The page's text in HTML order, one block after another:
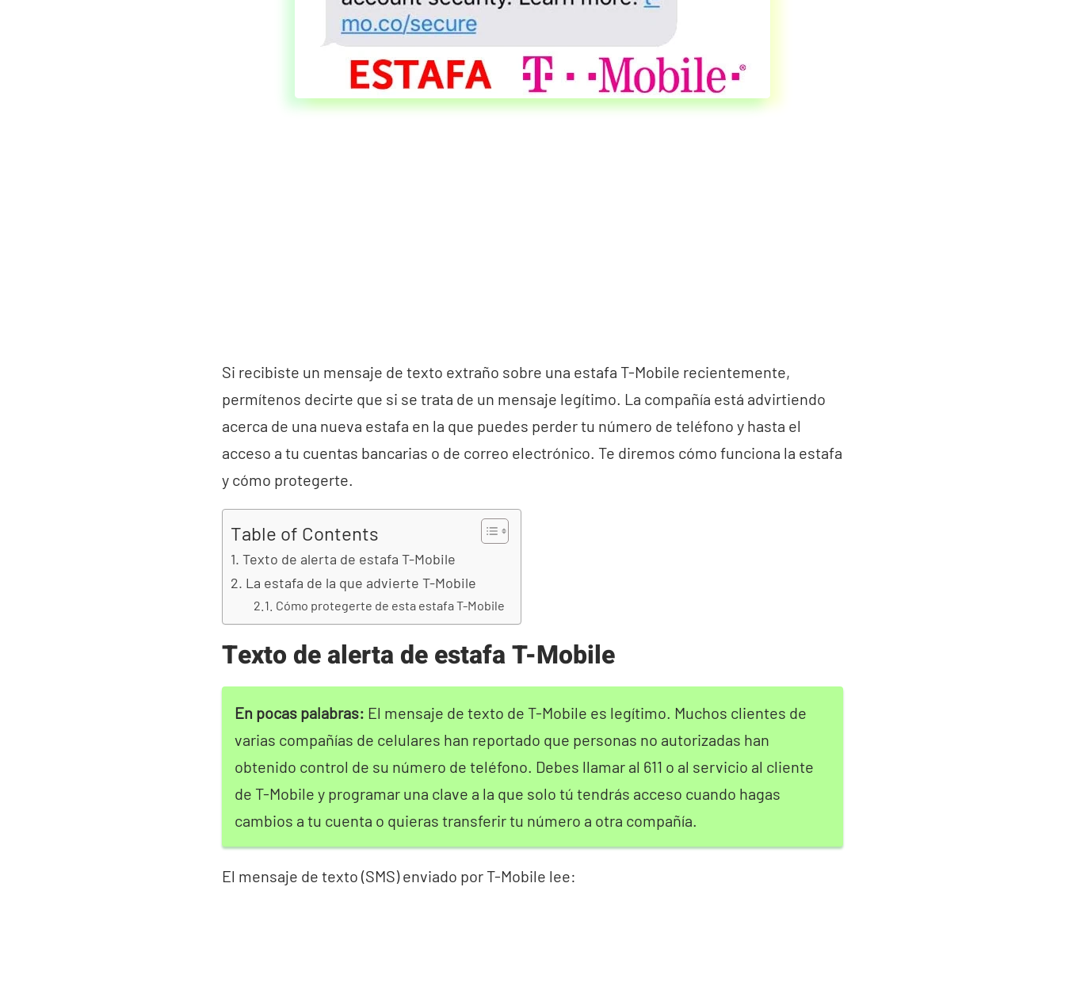
Si recibiste un mensaje de texto extraño sobre una estafa T-Mobile recientemente,
permítenos decirte que si se trata de un mensaje legítimo. La compañía está advirtiendo
acerca de una nueva estafa en la que puedes perder tu número de teléfono y hasta el
acceso a tu cuentas bancarias o de correo electrónico. Te diremos cómo funciona la estafa
y cómo protegerte.
Table of Contents
Texto de alerta de estafa T-Mobile
La estafa de la que advierte T-Mobile
Cómo protegerte de esta estafa T-Mobile
Texto de alerta de estafa T-Mobile
En pocas palabras: El mensaje de texto de T-Mobile es legítimo. Muchos clientes de
varias compañías de celulares han reportado que personas no autorizadas han
obtenido control de su número de teléfono. Debes llamar al 611 o al servicio al cliente
de T-Mobile y programar una clave a la que solo tú tendrás acceso cuando hagas
cambios a tu cuenta o quieras transferir tu número a otra compañía.
El mensaje de texto (SMS) enviado por T-Mobile lee: